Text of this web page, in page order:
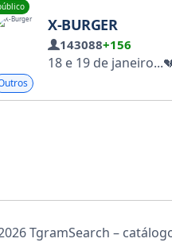
X-BURGER
143088+156
18 e 19 de
TgramSearch –